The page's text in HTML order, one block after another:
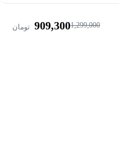
1,299,000
909,300 تومان